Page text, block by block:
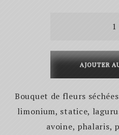
Bouquet
fleurs
séchées
-
Amazonie
AJOUTER
Bouquet de fleurs
limonium, statice,
avoine, phalaris,